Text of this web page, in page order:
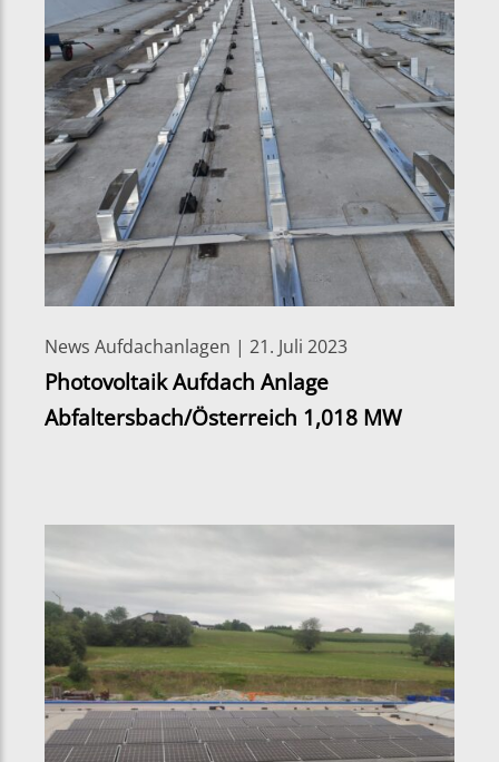
News Aufdachanlagen | 21. Juli 2023
Photovoltaik Aufdach Anlage
Abfaltersbach/Österreich 1,018 MW